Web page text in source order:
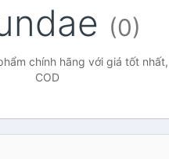
(0)
chính hãng với giá tốt
COD